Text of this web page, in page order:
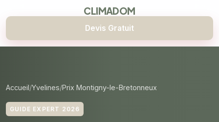
CLIMADOM
Devis Gratuit
Accueil Yvelines Prix Montigny-le-Bretonneux
GUIDE EXPERT 2026